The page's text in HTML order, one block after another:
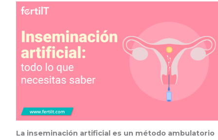
La inseminación artificial es un método ambulatorio